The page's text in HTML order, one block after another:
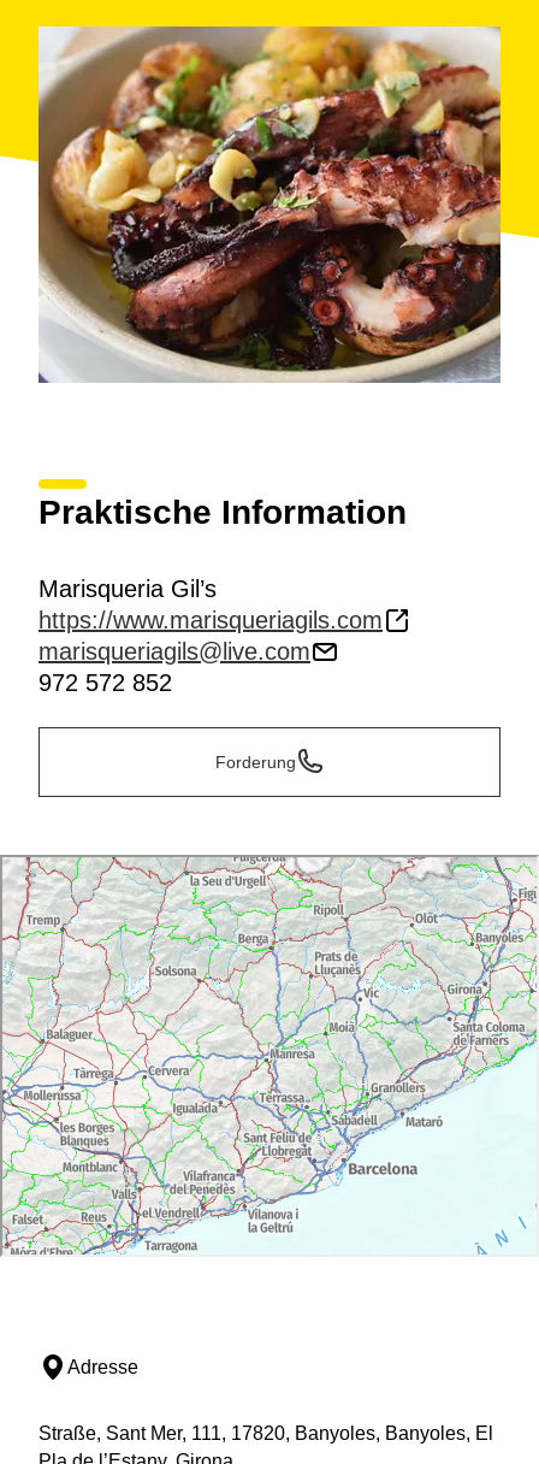
Praktische Information
Marisqueria Gil’s
https://www.marisqueriagils.com
marisqueriagils@live.com
972 572 852
Forderung
Adresse
Straße, Sant Mer, 111, 17820, Banyoles, Banyoles, El